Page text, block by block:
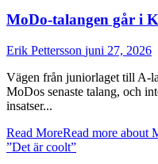
MoDo-talangen går i
Erik Pettersson juni 27, 2026
Vägen från juniorlaget till A-
MoDos senaste talang, och
insatser...
Read MoreRead more about
”Det är coolt”